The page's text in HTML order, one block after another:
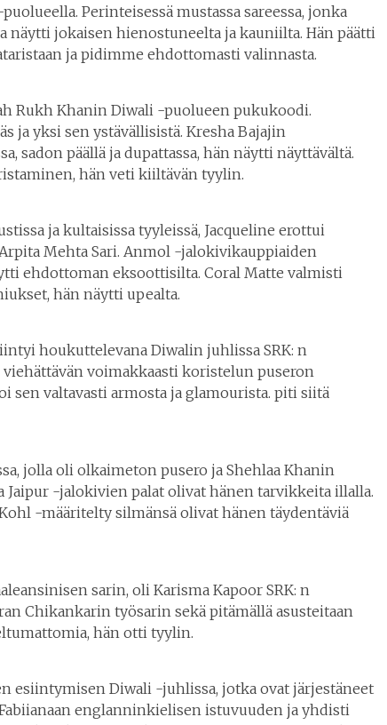
Perinteisessä mustassa sareessa, jonka
näytti jokaisen hienostuneelta ja kauniilta. Hän päätti
ja pidimme ehdottomasti valinnasta.
Rukh Khanin Diwali -puolueen pukukoodi.
ja yksi sen ystävällisistä. Kresha Bajajin
sadon päällä ja dupattassa, hän näytti näyttävältä.
hän veti kiiltävän tyylin.
ja kultaisissa tyyleissä, Jacqueline erottui
Mehta Sari. Anmol -jalokivikauppiaiden
ehdottoman eksoottisilta. Coral Matte valmisti
hän näytti upealta.
houkuttelevana Diwalin juhlissa SRK: n
viehättävän voimakkaasti koristelun puseron
sen valtavasti armosta ja glamourista. piti siitä
jolla oli olkaimeton pusero ja Shehlaa Khanin
-jalokivien palat olivat hänen tarvikkeita illalla.
-määritelty silmänsä olivat hänen täydentäviä
sarin, oli Karisma Kapoor SRK: n
Chikankarin työsarin sekä pitämällä asusteitaan
hän otti tyylin.
esiintymisen Diwali -juhlissa, jotka ovat järjestäneet
englanninkielisen istuvuuden ja yhdisti